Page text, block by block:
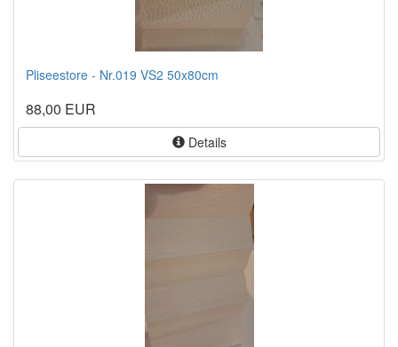
Pliseestore - Nr.019 VS2 50x80cm
88,00 EUR
Details